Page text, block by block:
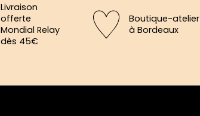
Livraison
offerte
Mondial Relay
dès 45€
Boutique-atelier
à Bordeaux